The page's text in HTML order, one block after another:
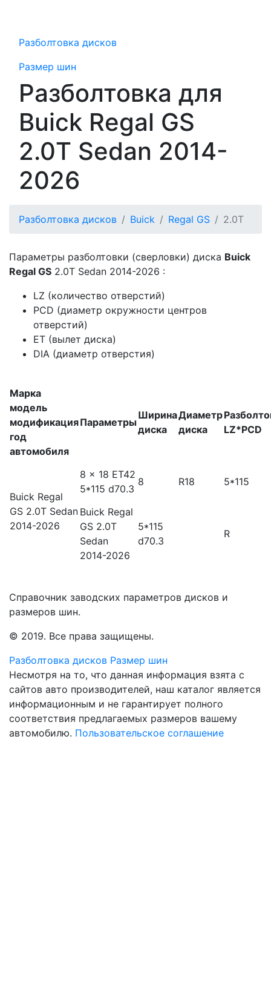
Разболтовка дисков
Размер шин
Разболтовка для
Buick Regal GS
2.0T Sedan 2014-
2026
Разболтовка дисков Buick Regal GS 2.0T
Параметры разболтовки (сверловки) диска Buick
Regal GS 2.0T Sedan 2014-2026 :
LZ (количество отверстий)
PCD (диаметр окружности центров
отверстий)
ET (вылет диска)
DIA (диаметр отверстия)
Марка
модель
модификация
год
автомобиля
Параметры
Ширина
диска
Диаметр
диска
LZ*PCD
Buick Regal
GS 2.0T Sedan
2014-2026
8 x 18 ET42
5*115 d70.3
8 R18 5*115
Buick Regal
GS 2.0T
Sedan
2014-2026
5*115
d70.3
R
Справочник заводских параметров дисков и
размеров шин.
© 2019. Все права защищены.
Разболтовка дисков Размер шин
Несмотря на то, что данная информация взята с
сайтов авто производителей, наш каталог является
информационным и не гарантирует полного
соответствия предлагаемых размеров вашему
автомобилю. Пользовательское соглашение